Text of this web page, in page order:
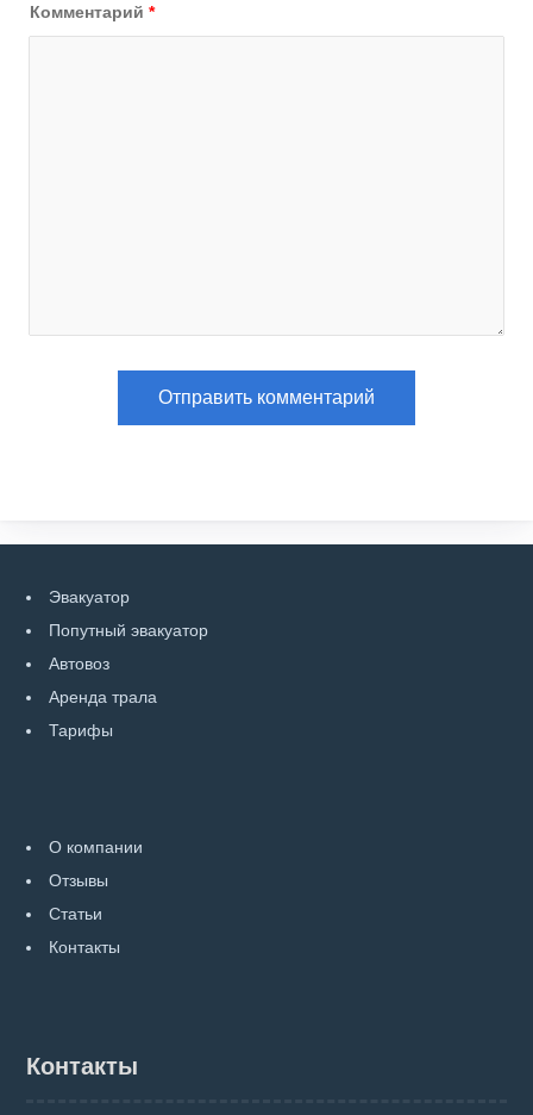
Комментарий *
Эвакуатор
Попутный эвакуатор
Автовоз
Аренда трала
Тарифы
О компании
Отзывы
Статьи
Контакты
Контакты